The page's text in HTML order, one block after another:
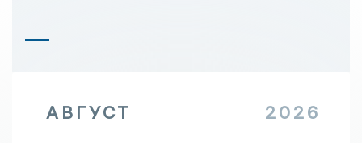
АВГУСТ 2026